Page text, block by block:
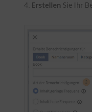
Erstellen Sie Ihr